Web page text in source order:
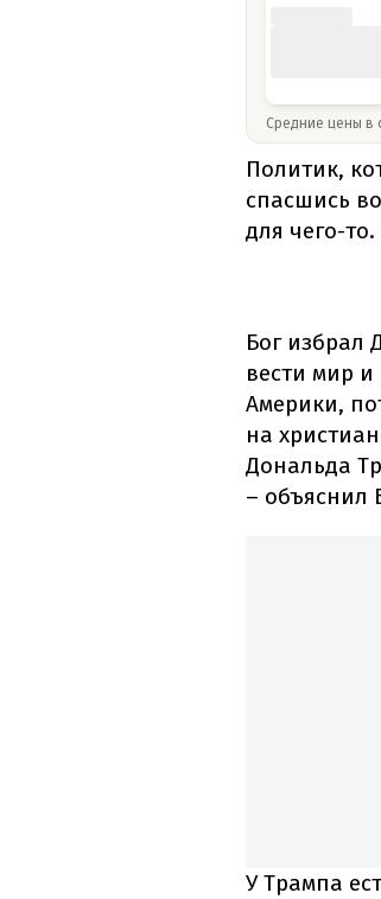
Средние цены в
Политик,
спасшись
для чего-то.
Бог избрал
вести мир и
Америки,
на
Дональда
– объяснил
У Трампа